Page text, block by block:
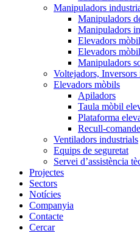
Manipuladors
Manipuladors
Manipuladors
Elevadors
Elevadors
Manipuladors
Voltejadors,
Elevadors mòbils
Apiladors
Taula mòbil
Plataforma
Recull-
Ventiladors industrials
Equips de seguretat
Servei d’assistència
Projectes
Sectors
Notícies
Companyia
Contacte
Cercar